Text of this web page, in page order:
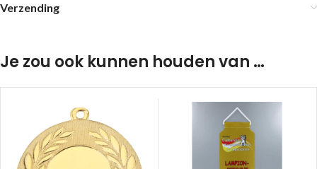
Verzending
Je zou ook kunnen houden van …